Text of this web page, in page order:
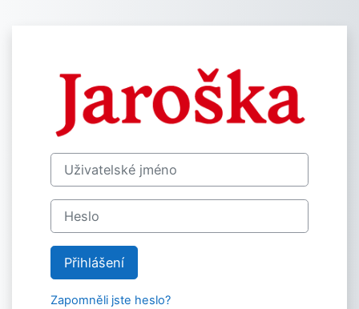
Přihlášení do
Uživatelské jméno
Heslo
Přihlášení
Zapomněli jste heslo?